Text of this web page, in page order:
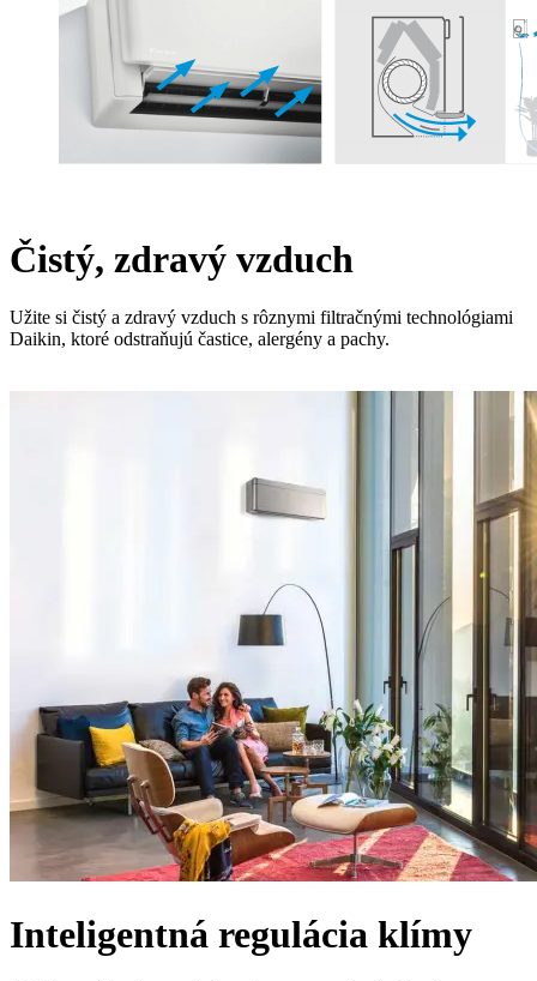
Čistý, zdravý vzduch
Užite si čistý a zdravý vzduch s rôznymi filtračnými technológiami
Daikin, ktoré odstraňujú častice, alergény a pachy.
Inteligentná regulácia klímy